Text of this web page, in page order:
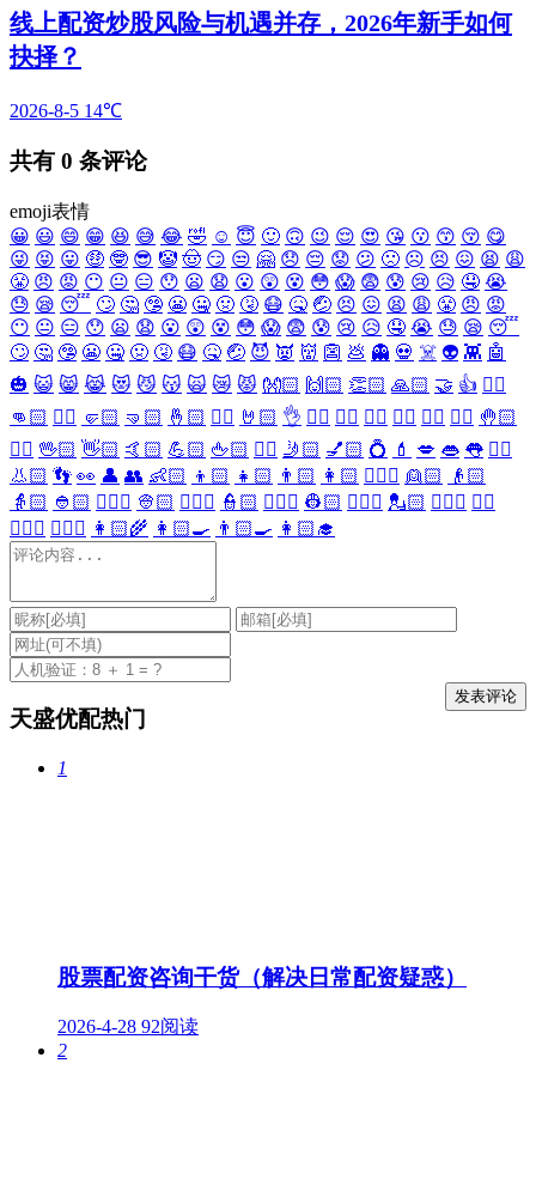
线上配资炒股风险与机遇并存，2026年新手如何
抉择？
2026-8-5 14℃
共有 0 条评论
emoji表情
😀 😃 😄 😁 😆 😅 😂 🤣 ☺️ 😇 🙂 🙃 😉 😌 😍 😘 😗 😙 😚 😋
😜 😝 😛 🤑 🤓 😎 🤡 🤠 😏 😒 🤗 😞 😔 😟 😕 🙁 ☹️ 😣 😖 😫 😩
😤 😠 😡 😶 😐 😑 😯 😦 😧 😮 😲 😵 😳 😱 😨 😰 😢 😥 🤤 😭
😓 😪 😴 🙄 🤔 🤥 😬 🤐 🤢 🤧 😷 🤒 🤕 😣 😖 😫 😩 😤 😠 😡
😶 😐 😑 😯 😦 😧 😮 😲 😵 😳 😱 😨 😰 😢 😥 🤤 😭 😓 😪 😴
🙄 🤔 🤥 😬 🤐 🤢 🤧 😷 🤒 🤕 😈 👿 👹 👺 💩 👻 💀 ☠️ 👽 👾 🤖
🎃 😺 😸 😹 😻 😼 😽 🙀 😿 😾 👐🏻 🙌🏻 👏🏻 🙏🏻 🤝 👍 👎🏻
👊🏻 ✊🏻 🤛🏻 🤜🏻 🤞🏻 ✌🏻 🤘🏻 👌 👈🏻 👉🏻 👆🏻 👇🏻 ☝🏻 ✋🏻 🤚🏻
🖐🏻 🖖🏻 👋🏻 🤙🏻 💪🏻 🖕🏻 ✍🏻 🤳🏻 💅🏻 💍 💄 💋 👄 👅 👂🏻
👃🏻 👣 👀 👤 👥 👶🏻 👦🏻 👧🏻 👨🏻 👩🏻 👱🏻‍♀️ 👱🏻
👴🏻
👵🏻 👲🏻 👳🏻‍♀️ 👳🏻 👮🏻‍♀️ 👮🏻 👷🏻‍♀️ 👷🏻 💂🏻‍♀️ 💂🏻 🕵🏻‍♀️ 🕵🏻
👩🏻‍⚕️ 👨🏻‍⚕️ 👩🏻‍🌾 👩🏻‍🍳 👨🏻‍🍳 👩🏻‍🎓
天盛优配热门
1
股票配资咨询干货（解决日常配资疑惑）
2026-4-28 92阅读
2